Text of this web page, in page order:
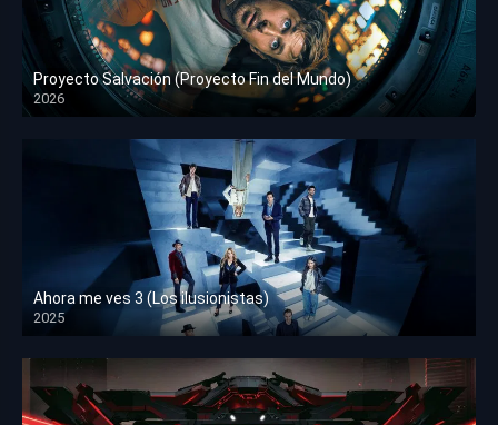
Proyecto Salvación (Proyecto Fin del Mundo)
2026
HD 1080p
Ahora me ves 3 (Los ilusionistas)
2025
HD 1080p